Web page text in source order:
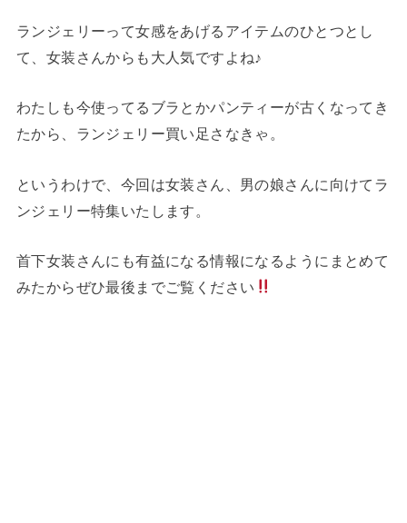
ランジェリーって女感をあげるアイテムのひとつとし
て、女装さんからも大人気ですよね♪
わたしも今使ってるブラとかパンティーが古くなってき
たから、ランジェリー買い足さなきゃ。
というわけで、今回は女装さん、男の娘さんに向けてラ
ンジェリー特集いたします。
首下女装さんにも有益になる情報になるようにまとめて
みたからぜひ最後までご覧ください